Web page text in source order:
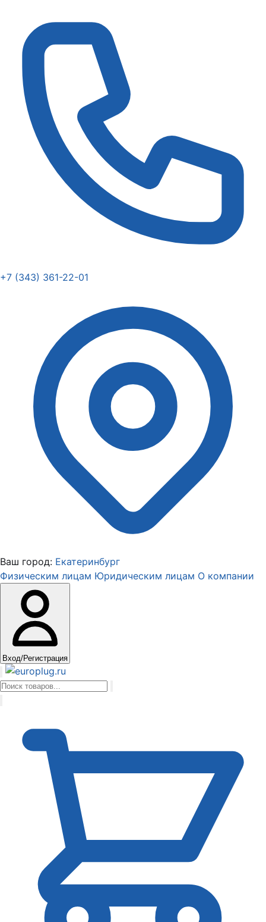
+7 (343) 361-22-01
Ваш город: Екатеринбург
Физическим лицам Юридическим лицам О компании
Вход/Регистрация